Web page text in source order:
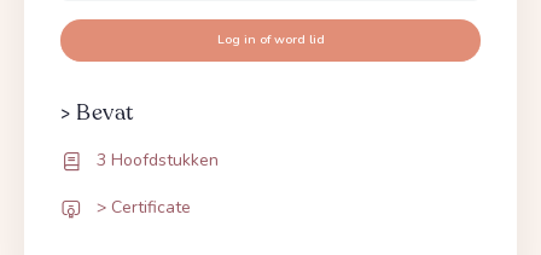
Log in of word lid
> Bevat
3 Hoofdstukken
> Certificate